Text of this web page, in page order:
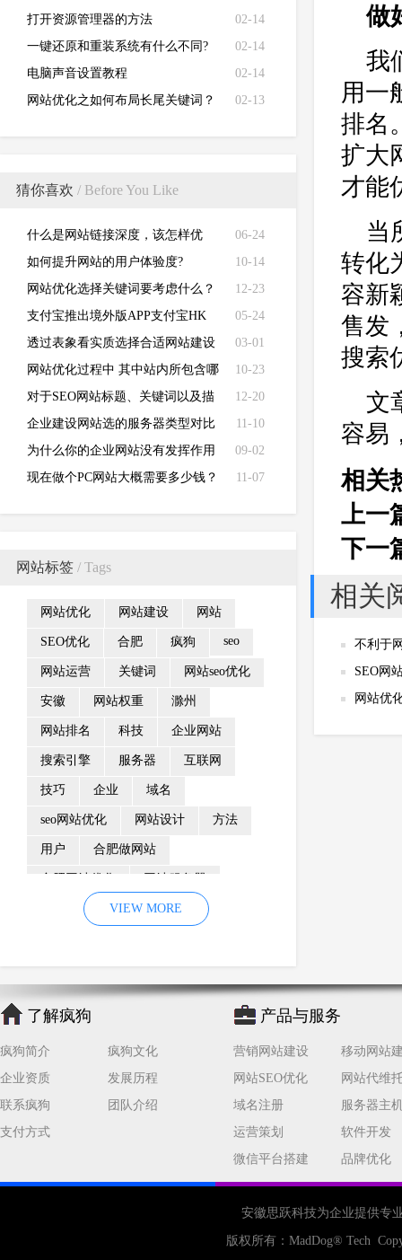
02-14
打开资源管理器的方法
02-14
一键还原和重装系统有什么不同?
02-14
电脑声音设置教程
02-13
网站优化之如何布局长尾关键词？
猜你喜欢 / Before You Like
06-24
什么是网站链接深度，该怎样优
化？
10-14
如何提升网站的用户体验度?
12-23
网站优化选择关键词要考虑什么？
05-24
支付宝推出境外版APP支付宝HK
03-01
透过表象看实质选择合适网站建设
公司并不难
10-23
网站优化过程中 其中站内所包含哪
些优化内容 ？
12-20
对于SEO网站标题、关键词以及描
述应当怎样写？
11-10
企业建设网站选的服务器类型对比
09-02
为什么你的企业网站没有发挥作用
11-07
现在做个PC网站大概需要多少钱？
网站标签 / Tags
网站优化 网站建设 网站
SEO优化 合肥 疯狗 seo
网站运营 关键词 网站seo优化
安徽 网站权重 滁州
网站排名 科技 企业网站
搜索引擎 服务器 互联网
技巧 企业 域名
seo网站优化 网站设计 方法
用户 合肥做网站
优化 网站降权
企业网站建设 效果 页面
网络营销 因素 网络公司
网站流量
百度优化 网站收录
网站seo 专业
VIEW MORE
做
我
用一
排名
扩大
才能
当
转化
容新
售发
搜索
文
容易
相关
上一
下一
相关
不利于
SEO网
网站优
了解疯狗
疯狗简介
疯狗文化
企业资质
发展历程
联系疯狗
团队介绍
支付方式
产品与服务
营销网站建设
移动网站
网站SEO优化
网站代维
域名注册
服务器主
运营策划
软件开发
微信平台搭建
品牌优化
安徽思跃科技为企业提供专
版权所有： MadDog® Tech